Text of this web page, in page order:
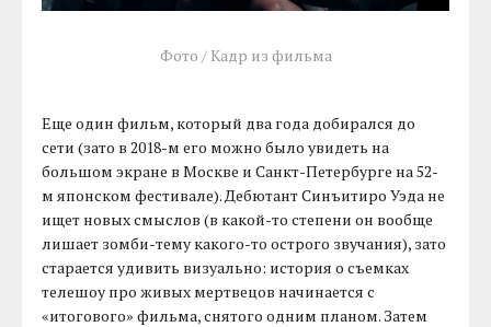
Фото / Кадр из фильма
Еще один фильм, который два года добирался до
сети (зато в 2018-м его можно было увидеть на
большом экране в Москве и Санкт-Петербурге на 52-
м японском фестивале). Дебютант Синъитиро Уэда не
ищет новых смыслов (в какой-то степени он вообще
лишает зомби-тему какого-то острого звучания), зато
старается удивить визуально: история о съемках
телешоу про живых мертвецов начинается с
«итогового» фильма, снятого одним планом. Затем